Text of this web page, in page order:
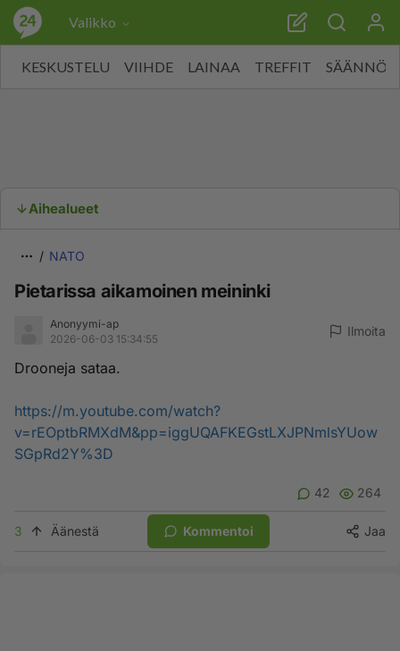
Valikko
KESKUSTELU VIIHDE LAINAA TREFFIT SÄÄNNÖT
Aihealueet
NATO
Pietarissa aikamoinen meininki
Anonyymi-ap
2026-06-03 15:34:55
Ilmoita
Drooneja sataa.
https://m.youtube.com/watch?
v=rEOptbRMXdM&pp=iggUQAFKEGstLXJPNmlsYUow
SGpRd2Y%3D
42 264
3 Äänestä Kommentoi Jaa